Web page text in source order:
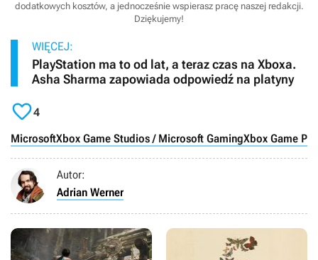
dodatkowych kosztów, a jednocześnie wspierasz pracę naszej redakcji.
Dziękujemy!
WIĘCEJ:
PlayStation ma to od lat, a teraz czas na Xboxa.
Asha Sharma zapowiada odpowiedź na platyny
4
MicrosoftXbox Game Studios / Microsoft GamingXbox Game
Autor:
Adrian Werner